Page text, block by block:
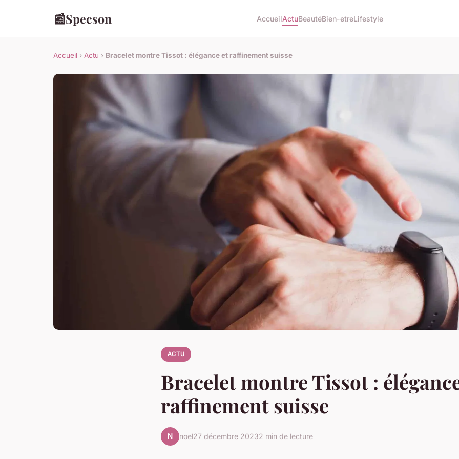
📰Specson AccueilActuBeautéBien-etreLifestyle
Accueil › Actu › Bracelet montre Tissot : élégance et raffinement suisse
ACTU
Bracelet montre Tissot :
raffinement suisse
N noel27 décembre 20232 min de lecture